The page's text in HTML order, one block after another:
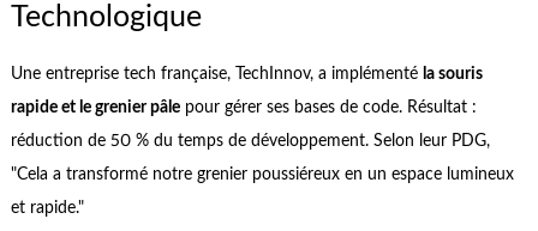
Technologique
Une entreprise tech française, TechInnov, a implémenté la souris
rapide et le grenier pâlepour gérer ses bases de code. Résultat :
réduction de 50 % du temps de développement. Selon leur PDG,
"Cela a transformé notre grenier poussiéreux en un espace lumineux
et rapide."